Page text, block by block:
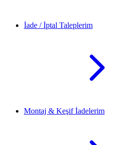
İade / İptal Taleplerim
Montaj & Keşif İadelerim